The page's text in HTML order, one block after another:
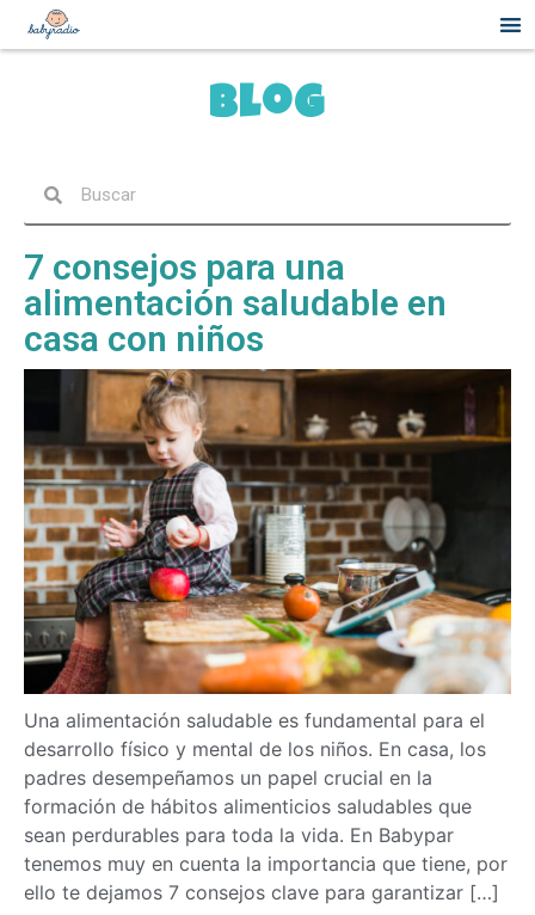
Blog
7 consejos para una
alimentación saludable en
casa con niños
Una alimentación saludable es fundamental para el
desarrollo físico y mental de los niños. En casa, los
padres desempeñamos un papel crucial en la
formación de hábitos alimenticios saludables que
sean perdurables para toda la vida. En Babypar
tenemos muy en cuenta la importancia que tiene, por
ello te dejamos 7 consejos clave para garantizar […]